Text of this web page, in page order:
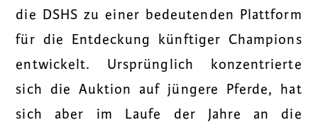
die DSHS zu einer bedeutenden Plattform
für die Entdeckung künftiger Champions
entwickelt. Ursprünglich konzentrierte
sich die Auktion auf jüngere Pferde, hat
sich aber im Laufe der Jahre an die